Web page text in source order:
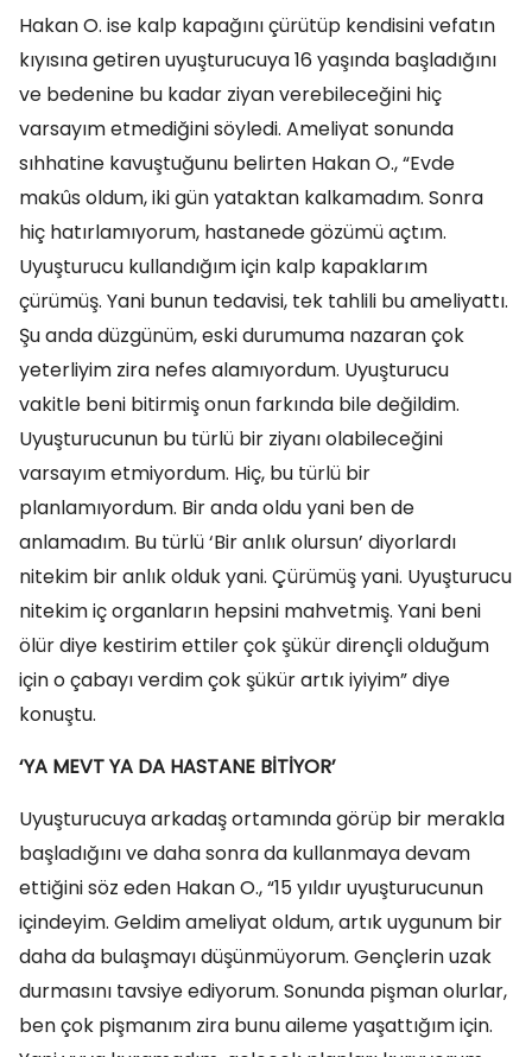
Hakan O. ise kalp kapağını çürütüp kendisini vefatın
kıyısına getiren uyuşturucuya 16 yaşında başladığını
ve bedenine bu kadar ziyan verebileceğini hiç
varsayım etmediğini söyledi. Ameliyat sonunda
sıhhatine kavuştuğunu belirten Hakan O., “Evde
makûs oldum, iki gün yataktan kalkamadım. Sonra
hiç hatırlamıyorum, hastanede gözümü açtım.
Uyuşturucu kullandığım için kalp kapaklarım
çürümüş. Yani bunun tedavisi, tek tahlili bu ameliyattı.
Şu anda düzgünüm, eski durumuma nazaran çok
yeterliyim zira nefes alamıyordum. Uyuşturucu
vakitle beni bitirmiş onun farkında bile değildim.
Uyuşturucunun bu türlü bir ziyanı olabileceğini
varsayım etmiyordum. Hiç, bu türlü bir
planlamıyordum. Bir anda oldu yani ben de
anlamadım. Bu türlü ‘Bir anlık olursun’ diyorlardı
nitekim bir anlık olduk yani. Çürümüş yani. Uyuşturucu
nitekim iç organların hepsini mahvetmiş. Yani beni
ölür diye kestirim ettiler çok şükür dirençli olduğum
için o çabayı verdim çok şükür artık iyiyim” diye
konuştu.
‘YA MEVT YA DA HASTANE BİTİYOR’
Uyuşturucuya arkadaş ortamında görüp bir merakla
başladığını ve daha sonra da kullanmaya devam
ettiğini söz eden Hakan O., “15 yıldır uyuşturucunun
içindeyim. Geldim ameliyat oldum, artık uygunum bir
daha da bulaşmayı düşünmüyorum. Gençlerin uzak
durmasını tavsiye ediyorum. Sonunda pişman olurlar,
ben çok pişmanım zira bunu aileme yaşattığım için.